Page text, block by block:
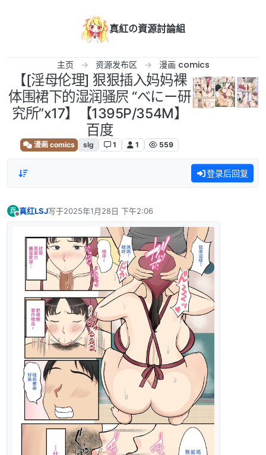
真紅の資源討論組
主页 资源发布区 漫画 comics
【[淫母伦理] 狠狠插入妈妈裸
体围裙下的湿润骚屄 “べにー研
究所”x17】【1395P/354M】
百度
漫画 comics slg 1 1 559
登录后回复
真 真红LSJ写于2025年1月28日 下午2:06
最后由 编辑